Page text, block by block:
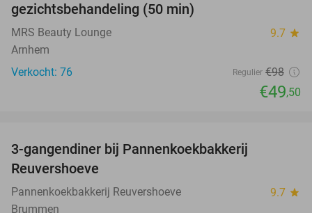
gezichtsbehandeling (50 min)
MRS Beauty Lounge 9.7 star
Arnhem
Verkocht: 76
Regulier €98
€49,50
3-gangendiner bij Pannenkoekbakkerij
Reuvershoeve
Pannenkoekbakkerij Reuvershoeve 9.7 star
Brummen